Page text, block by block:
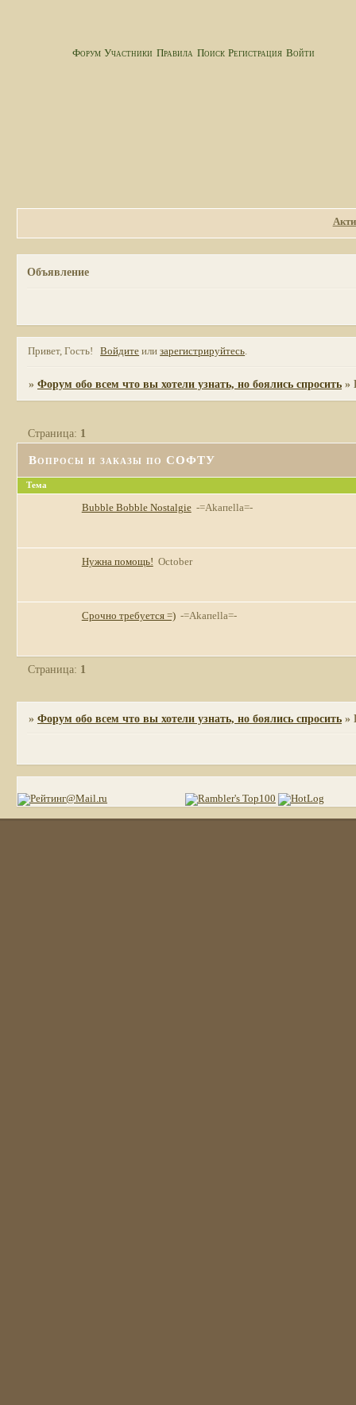
Форум Участники Правила Поиск Регистрация Войти
Объявление
Привет, Гость! Войдите илизарегистрируйтесь.
»Форум обо всем что вы хотели узнать, но боялись спросить »
Вопросы и заказы по СОФТУ
Страница: 1
Тема
Bubble Bobble Nostalgie -=Akaпella=-
Нужна помощь! October
Срочно требуется =) -=Akaпella=-
Страница: 1
»Форум обо всем что вы хотели узнать, но боялись спросить »